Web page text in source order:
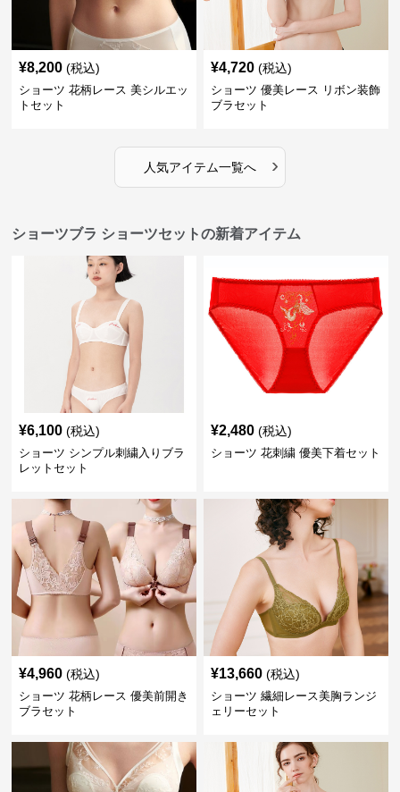
¥8,200 (税込)
ショーツ 花柄レース 美シルエッ
トセット
¥4,720 (税込)
ショーツ 優美レース リボン装飾
ブラセット
人気アイテム一覧へ ›
ショーツブラ ショーツセットの新着アイテム
¥6,100 (税込)
ショーツ シンプル刺繍入りブラ
レットセット
¥2,480 (税込)
ショーツ 花刺繍 優美下着セット
¥4,960 (税込)
ショーツ 花柄レース 優美前開き
ブラセット
¥13,660 (税込)
ショーツ 繊細レース美胸ランジ
ェリーセット